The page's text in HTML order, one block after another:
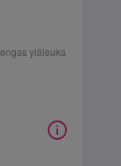
yläleuka